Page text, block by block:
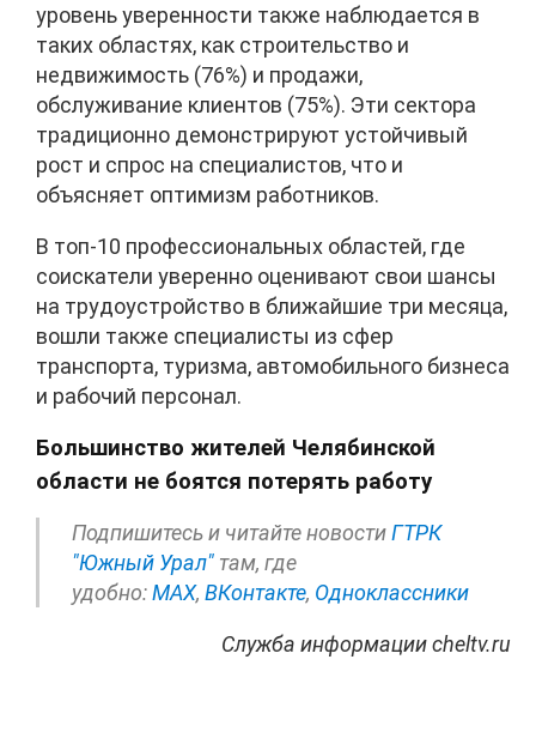
уровень уверенности также наблюдается в
таких областях, как строительство и
недвижимость (76%) и продажи,
обслуживание клиентов (75%). Эти сектора
традиционно демонстрируют устойчивый
рост и спрос на специалистов, что и
объясняет оптимизм работников.
В топ-10 профессиональных областей, где
соискатели уверенно оценивают свои шансы
на трудоустройство в ближайшие три месяца,
вошли также специалисты из сфер
транспорта, туризма, автомобильного бизнеса
и рабочий персонал.
Большинство жителей Челябинской
области не боятся потерять работу
Подпишитесь и читайте новостиГТРК
"Южный Урал" там, где
удобно:МАХ, ВКонтакте, Одноклассники
Служба информации cheltv.ru